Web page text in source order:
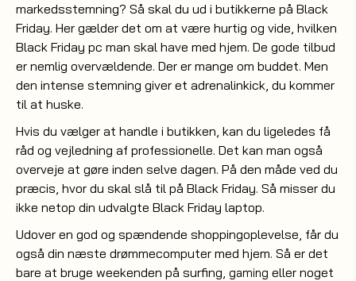
markedsstemning? Så skal du ud i butikkerne på Black
Friday. Her gælder det om at være hurtig og vide, hvilken
Black Friday pc man skal have med hjem. De gode tilbud
er nemlig overvældende. Der er mange om buddet. Men
den intense stemning giver et adrenalinkick, du kommer
til at huske.
Hvis du vælger at handle i butikken, kan du ligeledes få
råd og vejledning af professionelle. Det kan man også
overveje at gøre inden selve dagen. På den måde ved du
præcis, hvor du skal slå til på Black Friday. Så misser du
ikke netop din udvalgte Black Friday laptop.
Udover en god og spændende shoppingoplevelse, får du
også din næste drømmecomputer med hjem. Så er det
bare at bruge weekenden på surfing, gaming eller noget